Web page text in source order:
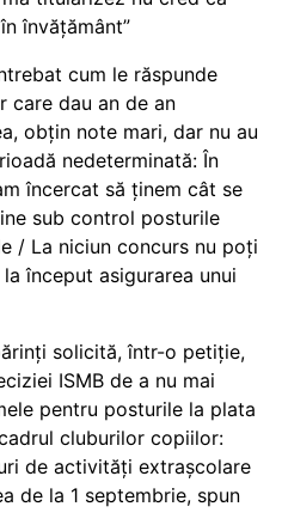
învățământ”
cum le răspunde
care dau an de an
obțin note mari, dar nu au
nedeterminată: În
încercat să ținem cât se
sub control posturile
/ La niciun concurs nu poți
început asigurarea unui
solicită, într-o petiție,
ISMB de a nu mai
pentru posturile la plata
cluburilor copiilor:
de activități extrașcolare
de la 1 septembrie, spun